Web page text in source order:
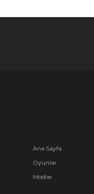
Ana Sayfa
Oyunlar
Modlar